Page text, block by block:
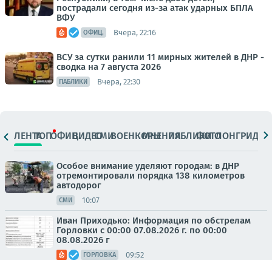
пострадали сегодня из-за атак ударных БПЛА
ВФУ
ОФИЦ. Вчера, 22:16
ВСУ за сутки ранили 11 мирных жителей в ДНР -
сводка на 7 августа 2026
ПАБЛИКИ Вчера, 22:30
ЛЕНТАТОПОФИЦ.ВИДЕОСМИВОЕНКОРЫМНЕНИЯПАБЛИКИ
ФОТОЛОНГРИДЫ
Особое внимание уделяют городам: в ДНР
отремонтировали порядка 138 километров
автодорог
СМИ 10:07
Иван Приходько: Информация по обстрелам
Горловки с 00:00 07.08.2026 г. по 00:00
08.08.2026 г
ГОРЛОВКА 09:52